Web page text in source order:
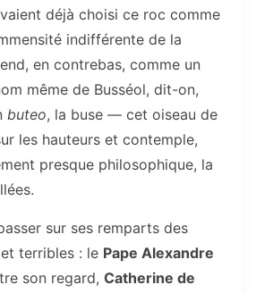
déjà choisi ce roc comme
indifférente de la
en contrebas, comme un
même de Busséol, dit-on,
buteo, la buse — cet oiseau de
les hauteurs et contemple,
presque philosophique, la
sur ses remparts des
terribles : le Pape Alexandre
son regard, Catherine de